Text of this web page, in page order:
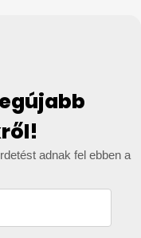
adnak fel ebben a